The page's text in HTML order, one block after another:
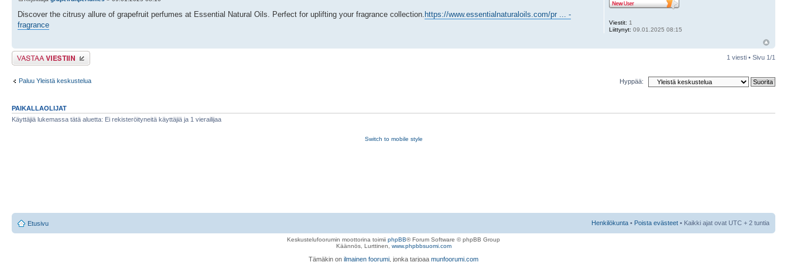
Discover the citrusy allure of grapefruit perfumes at Essential Natural Oils. Perfect for uplifting your fragrance collection. https://www.essentialnaturaloils.com/pr ... -
fragrance
Viestit: 1
Liittynyt: 09.01.2025 08:15
Lähetä vastaus 1 viesti • Sivu 1/1
Paluu Yleistä keskustelua Hyppää:
PAIKALLAOLIJAT
Käyttäjiä lukemassa tätä aluetta: Ei rekisteröityneitä käyttäjiä ja 1 vierailijaa
Switch to mobile style
Etusivu Henkilökunta • Poista evästeet • Kaikki ajat ovat UTC + 2 tuntia
Keskustelufoorumin moottorina toimii phpBB® Forum Software © phpBB Group
Käännös, Lurttinen, www.phpbbsuomi.com
Tämäkin on ilmainen foorumi , jonka tarjoaa munfoorumi.com